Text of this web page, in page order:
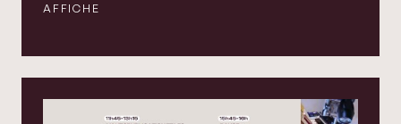
AFFICHE